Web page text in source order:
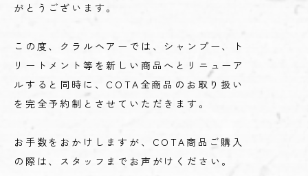
がとうございます。
この度、クラルヘアーでは、シャンプー、ト
リートメント等を新しい商品へとリニューア
ルすると同時に、COTA全商品のお取り扱い
を完全予約制とさせていただきます。
お手数をおかけしますが、COTA商品ご購入
の際は、スタッフまでお声がけください。